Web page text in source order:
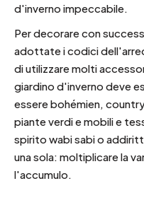
d'inverno impeccabile.
Per decorare con
adottate i codici
di utilizzare molti
giardino d'inverno deve
essere bohémien,
piante verdi e mobili e
spirito wabi sabi o
una sola: moltiplicare la
l'accumulo.